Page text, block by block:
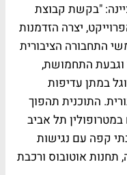
"בקשת קבוצת
יצרה הזדמנות
התחבורה הציבורית
וגבעת התחמושת,
במתן עדיפות
התוכנית תהפוך
תל אביב
קפה עם נגישות
תחנות אוטובוס ורכבת